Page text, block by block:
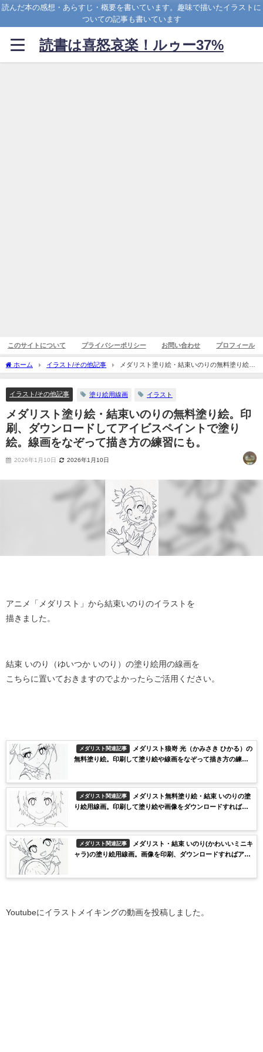
読んだ本の感想・あらすじ・概要を書いています。趣味で描いたイラストに
ついての記事も書いています
読書は喜怒哀楽！ルゥー37%
このサイトについて プライバシーポリシー お問い合わせ プロフィール
ホーム イラスト/その他記事
メダリスト塗り絵・結束いのりの無料塗り絵。
印刷、ダウンロードしてアイビスペイントで塗り絵。線画をなぞって描き方の練習に
イラスト/その他記事
塗り絵用線画 イラスト
メダリスト塗り絵・結束いのりの無料塗り絵。印
刷、ダウンロードしてアイビスペイントで塗り
絵。線画をなぞって描き方の練習にも。
2026年1月10日 2026年1月10日
アニメ「メダリスト」から結束いのりのイラストを
描きました。
結束 いのり（ゆいつか いのり）の塗り絵用の線画を
こちらに置いておきますのでよかったらご活用ください。
メダリスト関連記事
メダリスト狼嵜 光（かみさき ひかる）の
無料塗り絵。印刷して塗り絵や線画をなぞって描き方の練習
メダリスト関連記事
メダリスト無料塗り絵・結束 いのりの塗
り絵用線画。印刷して塗り絵や画像をダウンロードすればア
メダリスト関連記事
メダリスト・結束 いのり(かわいいミニキ
ャラ)の塗り絵用線画。画像を印刷、ダウンロードすればアイ
Youtubeにイラストメイキングの動画を投稿しました。